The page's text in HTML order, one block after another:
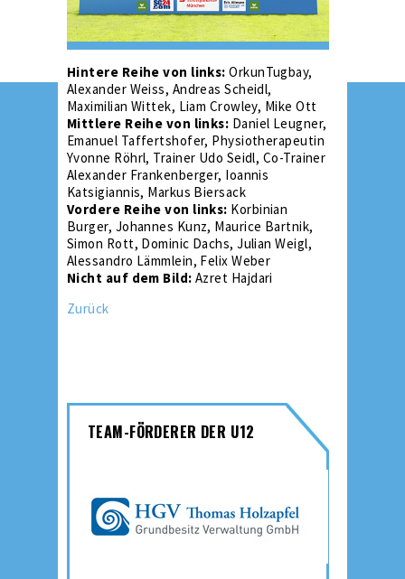
Hintere Reihe von links:OrkunTugbay,
Alexander Weiss, Andreas Scheidl,
Maximilian Wittek, Liam Crowley, Mike Ott
Mittlere Reihe von links: Daniel Leugner,
Emanuel Taffertshofer, Physiotherapeutin
Yvonne Röhrl, Trainer Udo Seidl, Co-Trainer
Alexander Frankenberger, Ioannis
Katsigiannis, Markus Biersack
Vordere Reihe von links: Korbinian
Burger, Johannes Kunz, Maurice Bartnik,
Simon Rott, Dominic Dachs, Julian Weigl,
Alessandro Lämmlein, Felix Weber
Nicht auf dem Bild: Azret Hajdari
Zurück
TEAM-FÖRDERER DER U12